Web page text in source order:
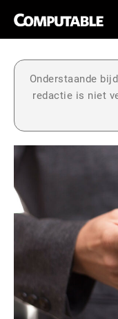
Onderstaande
redactie is niet